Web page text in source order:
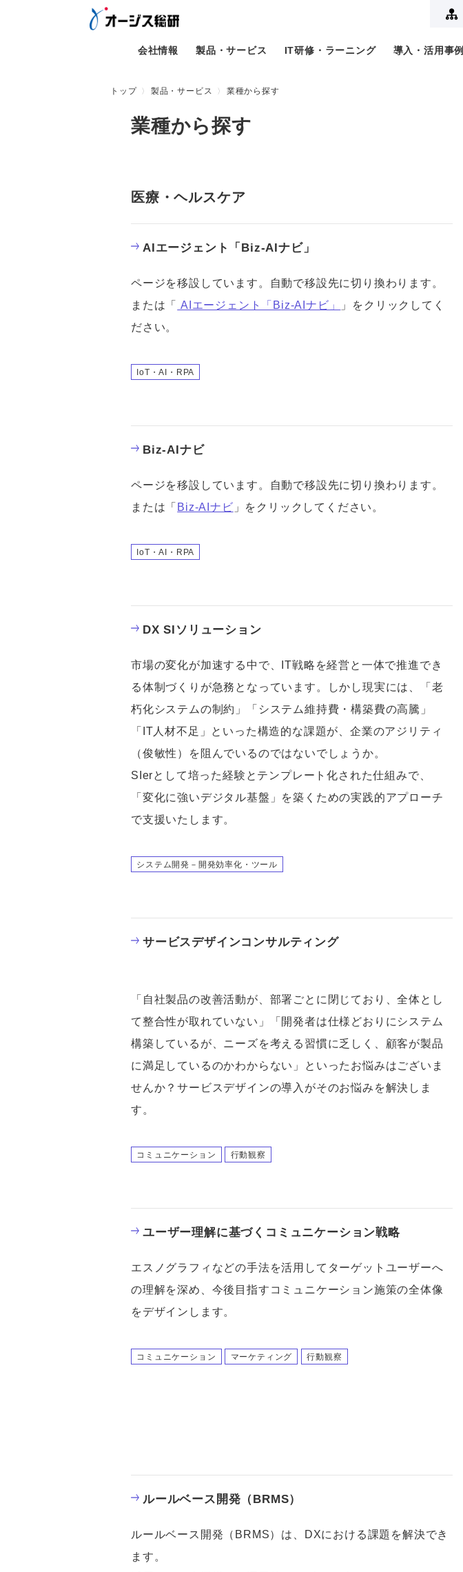
会社情報 製品・サービス IT研修・ラーニング 導入・活用事例
トップ 製品・サービス 業種から探す
業種から探す
医療・ヘルスケア
AIエージェント「Biz-AIナビ」
ページを移設しています。自動で移設先に切り換わります。
または「
AIエージェント「Biz-AIナビ」
」をクリックしてく
ださい。
IoT・AI・RPA
Biz-AIナビ
ページを移設しています。自動で移設先に切り換わります。
または「 Biz-AIナビ 」をクリックしてください。
IoT・AI・RPA
DX SIソリューション
市場の変化が加速する中で、IT戦略を経営と一体で推進でき
る体制づくりが急務となっています。しかし現実には、「老
朽化システムの制約」「システム維持費・構築費の高騰」
「IT人材不足」といった構造的な課題が、企業のアジリティ
（俊敏性）を阻んでいるのではないでしょうか。
SIerとして培った経験とテンプレート化された仕組みで、
「変化に強いデジタル基盤」を築くための実践的アプローチ
で支援いたします。
システム開発－開発効率化・ツール
サービスデザインコンサルティング
「自社製品の改善活動が、部署ごとに閉じており、全体とし
て整合性が取れていない」「開発者は仕様どおりにシステム
構築しているが、ニーズを考える習慣に乏しく、顧客が製品
に満足しているのかわからない」といったお悩みはございま
せんか？サービスデザインの導入がそのお悩みを解決しま
す。
コミュニケーション 行動観察
ユーザー理解に基づくコミュニケーション戦略
エスノグラフィなどの手法を活用してターゲットユーザーへ
の理解を深め、今後目指すコミュニケーション施策の全体像
をデザインします。
コミュニケーション マーケティング 行動観察
ルールベース開発（BRMS）
ルールベース開発（BRMS）は、DXにおける課題を解決でき
ます。